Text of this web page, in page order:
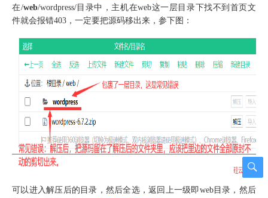
在/web/wordpress/目录中，主机在web这一层目录下找不到首页文
件就会报错403，一定要把源码移出来，参下图：
可以进入解压后的目录，然后全选，返回上一级即web目录，然后